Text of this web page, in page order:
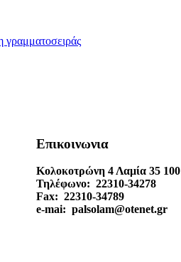
γραμματοσειράς
Επικοινωνια
Κολοκοτρώνη 4 Λαμία 35 100
Τηλέφωνο: 22310-34278
Fax: 22310-34789
e-mai: palsolam@otenet.gr